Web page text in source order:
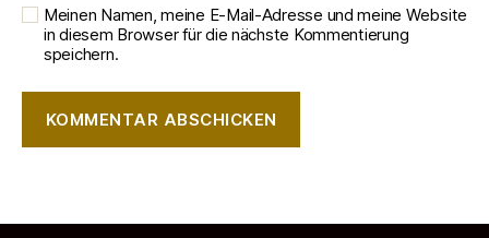
Meinen Namen, meine E-Mail-Adresse und meine Website
in diesem Browser für die nächste Kommentierung
speichern.